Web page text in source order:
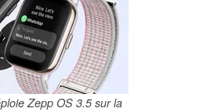
Zepp OS 3.5 sur la